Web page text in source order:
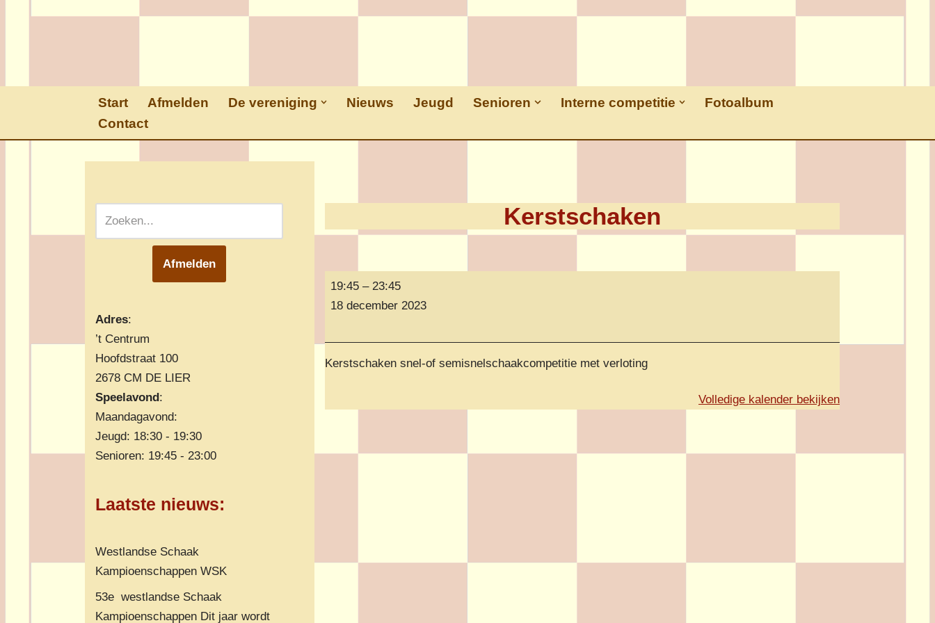
Start Afmelden De vereniging Nieuws Jeugd Senioren Interne competitie
Fotoalbum
Contact
Afmelden
Adres:
’t Centrum
Hoofdstraat 100
2678 CM DE LIER
Speelavond:
Maandagavond:
Jeugd: 18:30 - 19:30
Senioren: 19:45 - 23:00
Laatste nieuws:
Westlandse Schaak
Kampioenschappen WSK
53e westlandse Schaak
Kampioenschappen Dit jaar wordt
Kerstschaken
19:45 – 23:45
18 december 2023
Kerstschaken snel-of semisnelschaakcompetitie met verloting
Volledige kalender bekijken